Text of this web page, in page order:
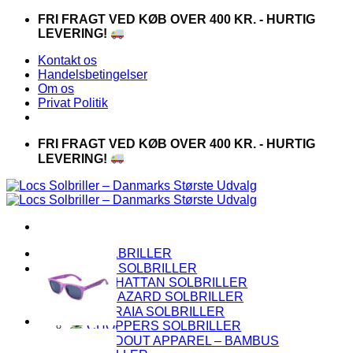
FortsætFRI FRAGT VED KØB OVER 400 KR. - HURTIG
LEVERING!
Kontakt os
Handelsbetingelser
Om os
Privat Politik
FRI FRAGT VED KØB OVER 400 KR. - HURTIG
LEVERING!
LOCS SOLBRILLER
PREMIUM SOLBRILLER
MANHATTAN SOLBRILLER
BIOHAZARD SOLBRILLER
CAPRAIA SOLBRILLER
CHOPPERS SOLBRILLER
HANDOUT APPAREL – BAMBUS